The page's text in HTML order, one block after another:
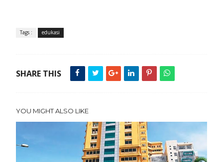
Tags : edukasi
SHARE THIS
YOU MIGHT ALSO LIKE